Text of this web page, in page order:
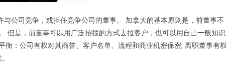
公司竞争，或担任竞争公司的董事。 加拿大的基本原则是，前董事不
但是，前董事可以用广泛招揽的方式去拉客户，也可以用自己一般知识
：公司有权对其商誉、客户名单、流程和商业机密保密; 离职董事有权